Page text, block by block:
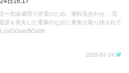
〜北綾瀬間で停電のため、運転見合わせ。 北
源を喪失した電車のなかに乗客が取り残されて
DOaerBCw9h
2026-07-24